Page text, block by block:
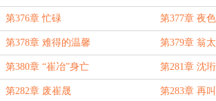
第376章 忙碌 第377章 夜
第378章 难得的温馨 第379章 翁
第380章 “崔冶”身亡 第281章 沈
第282章 废崔晟 第283章 再